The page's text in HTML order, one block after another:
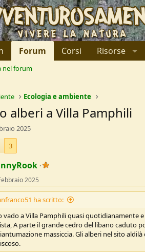
Forum Corsi Risorse
nel forum
Ecologia e ambiente
alberi a Villa Pamphili
2025
3
2025
ha scritto:
vado a Villa Pamphili quasi quotidianamente
A parte il grande cedro del libano caduto
massiccia. Gli alberi nel sito